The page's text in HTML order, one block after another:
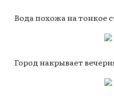
Вода похожа на тонкое
Город накрывает